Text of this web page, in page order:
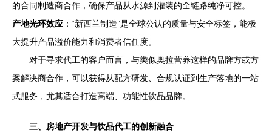
的合同制造商合作，确保产品从水源到灌装的全链路纯净可控。
产地光环效应 ：“新西兰制造”是全球公认的质量与安全标签，能极
大提升产品溢价能力和消费者信任度。
对于寻求代工的客户而言，与类似奥拉营养这样的品牌方或方
案解决商合作，可以获得从配方研发、合规认证到生产落地的一站
式服务，尤其适合打造高端、功能性饮品品牌。
三、房地产开发与饮品代工的创新融合